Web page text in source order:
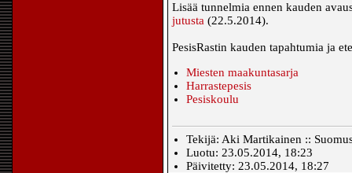
Lisää tunnelmia ennen kauden
jutusta (22.5.2014).
PesisRastin kauden tapahtumia ja
Miesten maakuntasarja
Harrastepesis
Pesiskoulu
Tekijä: Aki Martikainen ::
Luotu: 23.05.2014, 18:23
Päivitetty: 23.05.2014, 18:27